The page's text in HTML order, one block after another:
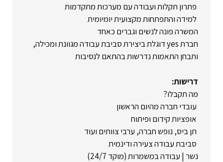
פתרון תקלות ועבודה עם מערכות מתקדמות
למידה והתפתחות מקצועית יומיומית
המשרה פונה לנשים וגברים כאחד
חברת yes דוגלת ביצירת סביבת עבודה מגוונת ומכילה,
ותבחן התאמות נדרשות בהתאם לנסיבות
דרישות:
מה תקבלו?
עובדי חברה מהיום הראשון
אופציות קידום ופיתוח
תן ביס, נופש חברה, ערבי צוותים ועוד
סביבת עבודה צעירה ודינמית
נשר | עבודה במשמרות (מוקד 24/7)